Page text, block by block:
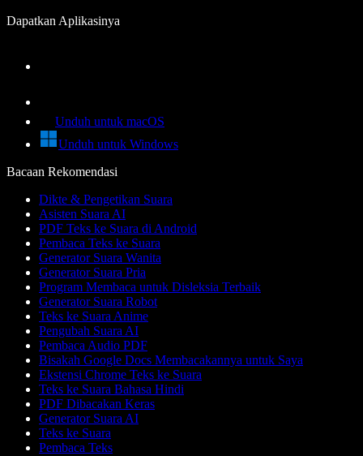
Dapatkan Aplikasinya
Unduh untuk macOS
Unduh untuk Windows
Bacaan Rekomendasi
Dikte & Pengetikan Suara
Asisten Suara AI
PDF Teks ke Suara di Android
Pembaca Teks ke Suara
Generator Suara Wanita
Generator Suara Pria
Program Membaca untuk Disleksia Terbaik
Generator Suara Robot
Teks ke Suara Anime
Pengubah Suara AI
Pembaca Audio PDF
Bisakah Google Docs Membacakannya untuk Saya
Ekstensi Chrome Teks ke Suara
Teks ke Suara Bahasa Hindi
PDF Dibacakan Keras
Generator Suara AI
Teks ke Suara
Pembaca Teks